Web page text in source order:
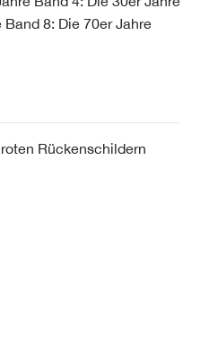
8: Die 70er Jahre
Rückenschildern